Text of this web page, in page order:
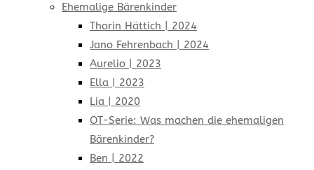
Ehemalige Bärenkinder
Thorin Hättich | 2024
Jano Fehrenbach | 2024
Aurelio | 2023
Ella | 2023
Lia | 2020
OT-Serie: Was machen die ehemaligen
Bärenkinder?
Ben | 2022